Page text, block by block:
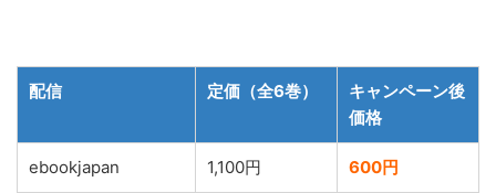
配信 定価（全6巻）
キャンペーン後
価格
ebookjapan 1,100円 600円